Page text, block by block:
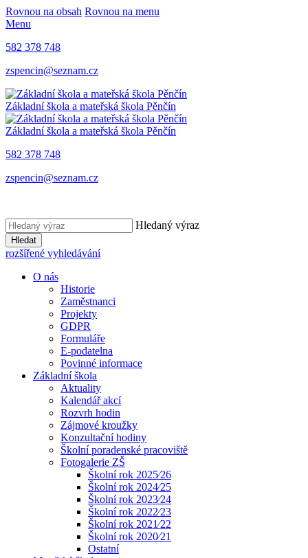
Rovnou na obsah Rovnou na menu
Menu
582 378 748
zspencin@seznam.cz
Základní škola a mateřská škola Pěnčín
Základní škola a mateřská škola Pěnčín
582 378 748
zspencin@seznam.cz
Hledaný výraz
Hledat
rozšířené vyhledávání
O nás
Historie
Zaměstnanci
Projekty
GDPR
Formuláře
E-podatelna
Povinné informace
Základní škola
Aktuality
Kalendář akcí
Rozvrh hodin
Zájmové kroužky
Konzultační hodiny
Školní poradenské pracoviště
Fotogalerie ZŠ
Školní rok 2025⁄26
Školní rok 2024⁄25
Školní rok 2023⁄24
Školní rok 2022⁄23
Školní rok 2021⁄22
Školní rok 2020⁄21
Ostatní